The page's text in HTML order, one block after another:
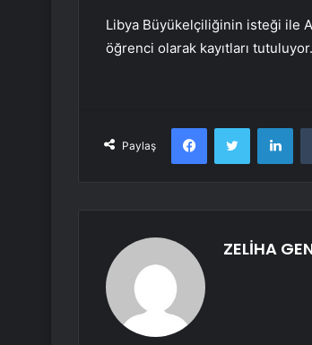
Libya Büyükelçiliğinin isteği ile
öğrenci olarak kayıtları tutuluyor.
Paylaş
FacebookTwitter
ZELİHA